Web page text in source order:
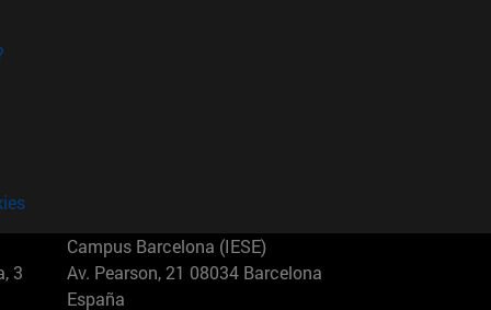
3
Campus Barcelona (IESE)
Av. Pearson, 21 08034 Barcelona
España